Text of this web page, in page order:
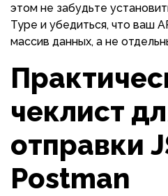
этом не забудьте
Type и убедиться, что ваш
массив данных, а не
чеклист
отправки
Postman